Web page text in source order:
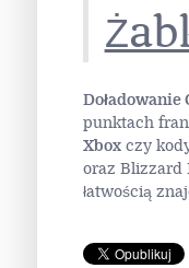
Doładowanie
punktach
Xboxczy
oraz Blizzard
łatwością